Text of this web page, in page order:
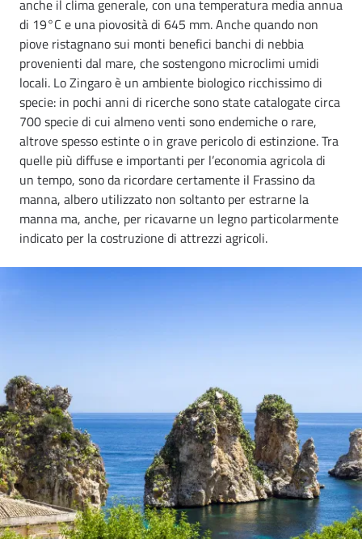
anche il clima generale, con una temperatura media annua
di 19°C e una piovosità di 645 mm. Anche quando non
piove ristagnano sui monti benefici banchi di nebbia
provenienti dal mare, che sostengono microclimi umidi
locali. Lo Zingaro è un ambiente biologico ricchissimo di
specie: in pochi anni di ricerche sono state catalogate circa
700 specie di cui almeno venti sono endemiche o rare,
altrove spesso estinte o in grave pericolo di estinzione. Tra
quelle più diffuse e importanti per l’economia agricola di
un tempo, sono da ricordare certamente il Frassino da
manna, albero utilizzato non soltanto per estrarne la
manna ma, anche, per ricavarne un legno particolarmente
indicato per la costruzione di attrezzi agricoli.